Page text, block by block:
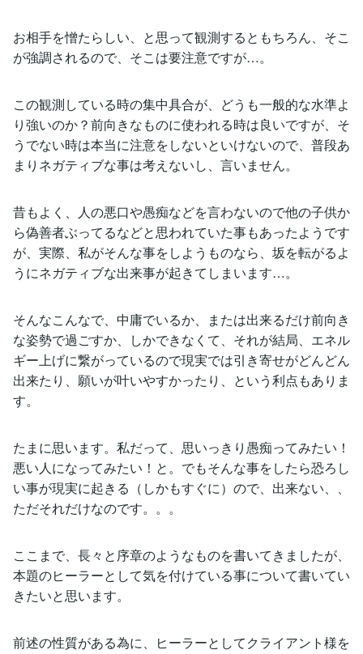
お相手を憎たらしい、と思って観測するともちろん、そこ
が強調されるので、そこは要注意ですが…。
この観測している時の集中具合が、どうも一般的な水準よ
り強いのか？前向きなものに使われる時は良いですが、そ
うでない時は本当に注意をしないといけないので、普段あ
まりネガティブな事は考えないし、言いません。
昔もよく、人の悪口や愚痴などを言わないので他の子供か
ら偽善者ぶってるなどと思われていた事もあったようです
が、実際、私がそんな事をしようものなら、坂を転がるよ
うにネガティブな出来事が起きてしまいます…。
そんなこんなで、中庸でいるか、または出来るだけ前向き
な姿勢で過ごすか、しかできなくて、それが結局、エネル
ギー上げに繋がっているので現実では引き寄せがどんどん
出来たり、願いが叶いやすかったり、という利点もありま
す。
たまに思います。私だって、思いっきり愚痴ってみたい！
悪い人になってみたい！と。でもそんな事をしたら恐ろし
い事が現実に起きる（しかもすぐに）ので、出来ない、、
ただそれだけなのです。。。
ここまで、長々と序章のようなものを書いてきましたが、
本題のヒーラーとして気を付けている事について書いてい
きたいと思います。
前述の性質がある為に、ヒーラーとしてクライアント様を